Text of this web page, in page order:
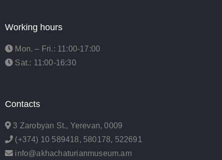
Working hours
Mon. – Fri.: 11:00-17:00
Sat.: 11:00-16:30
Contacts
3 Zarobyan St., Yerevan, 0009
(+374) 10 589418, 580178, 522691
info@akhachaturianmuseum.am